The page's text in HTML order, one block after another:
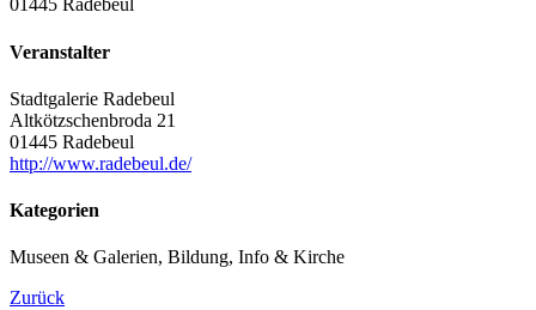
01445 Radebeul
Veranstalter
Stadtgalerie Radebeul
Altkötzschenbroda 21
01445 Radebeul
http://www.radebeul.de/
Kategorien
Museen & Galerien, Bildung, Info & Kirche
Zurück